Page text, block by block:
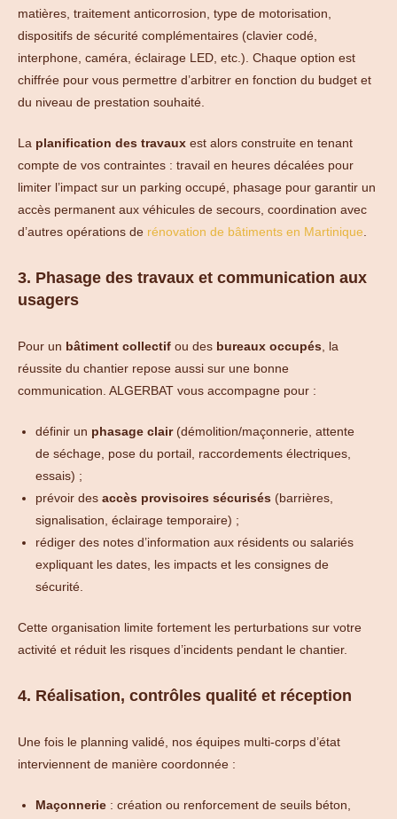
matières, traitement anticorrosion, type de motorisation,
dispositifs de sécurité complémentaires (clavier codé,
interphone, caméra, éclairage LED, etc.). Chaque option est
chiffrée pour vous permettre d’arbitrer en fonction du budget et
du niveau de prestation souhaité.
La planification des travaux est alors construite en tenant
compte de vos contraintes : travail en heures décalées pour
limiter l’impact sur un parking occupé, phasage pour garantir un
accès permanent aux véhicules de secours, coordination avec
d’autres opérations de rénovation de bâtiments en Martinique.
3. Phasage des travaux et communication aux
usagers
Pour un bâtiment collectif ou des bureaux occupés, la
réussite du chantier repose aussi sur une bonne
communication. ALGERBAT vous accompagne pour :
définir un phasage clair(démolition/maçonnerie, attente
de séchage, pose du portail, raccordements électriques,
essais) ;
prévoir des accès provisoires sécurisés (barrières,
signalisation, éclairage temporaire) ;
rédiger des notes d’information aux résidents ou salariés
expliquant les dates, les impacts et les consignes de
sécurité.
Cette organisation limite fortement les perturbations sur votre
activité et réduit les risques d’incidents pendant le chantier.
4. Réalisation, contrôles qualité et réception
Une fois le planning validé, nos équipes multi-corps d’état
interviennent de manière coordonnée :
Maçonnerie : création ou renforcement de seuils béton,